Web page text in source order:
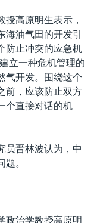
高原明生表示，
油气田的开发引
防止冲突的应急机
立一种危机管理的
气开发。围绕这个
前，应该防止双方
个直接对话的机
员晋林波认为，中
。
政治学教授高原明